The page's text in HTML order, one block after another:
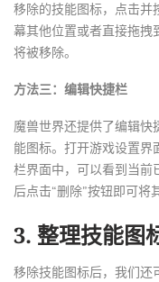
移除的技能图标，点击并
幕其他位置或者直接拖拽
将被移除。
方法三：编辑快捷栏
魔兽世界还提供了编辑快
能图标。打开游戏设置界
栏界面中，可以看到当前
后点击“删除”按钮即可将
3. 整理技能图
移除技能图标后，我们还